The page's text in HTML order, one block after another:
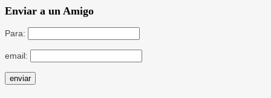
Enviar a un Amigo
Para:
email: